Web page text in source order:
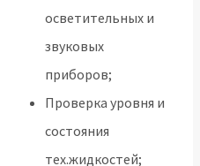
осветительных и
звуковых
приборов;
Проверка уровня и
состояния
тех.жидкостей;